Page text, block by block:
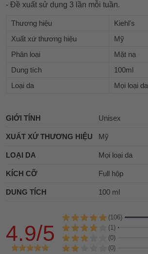
- Đề xuất sử dụng 3 lần mỗi tuần.
Thương hiệu
Kiehl's
Xuất xứ thương hiệu
Mỹ
Phân loại
Mặt nạ
Dung tích
100ml
Loại da
Mọi loại da
GIỚI TÍNH Unisex
XUẤT XỨ THƯƠNG HIỆU Mỹ
LOẠI DA Mọi loại da
KÍCH CỠ Full hộp
DUNG TÍCH 100 ml
4.9/5
(106)
(1)
(0)
(0)